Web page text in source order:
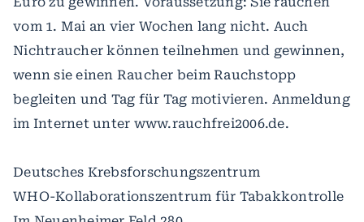
vom 1. Mai an vier Wochen lang nicht. Auch
Nichtraucher können teilnehmen und gewinnen,
wenn sie einen Raucher beim Rauchstopp
begleiten und Tag für Tag motivieren. Anmeldung
im Internet unter www.rauchfrei2006.de.
Deutsches Krebsforschungszentrum
WHO-Kollaborationszentrum für Tabakkontrolle